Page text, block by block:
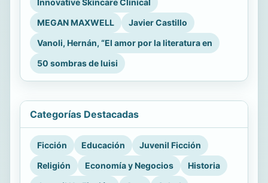
Innovative Skincare Clinical
MEGAN MAXWELL
Javier Castillo
Vanoli, Hernán, “El amor por la literatura en
50 sombras de luisi
Categorías Destacadas
Ficción Educación
Juvenil Ficción
Religión
Economía y Negocios
Historia